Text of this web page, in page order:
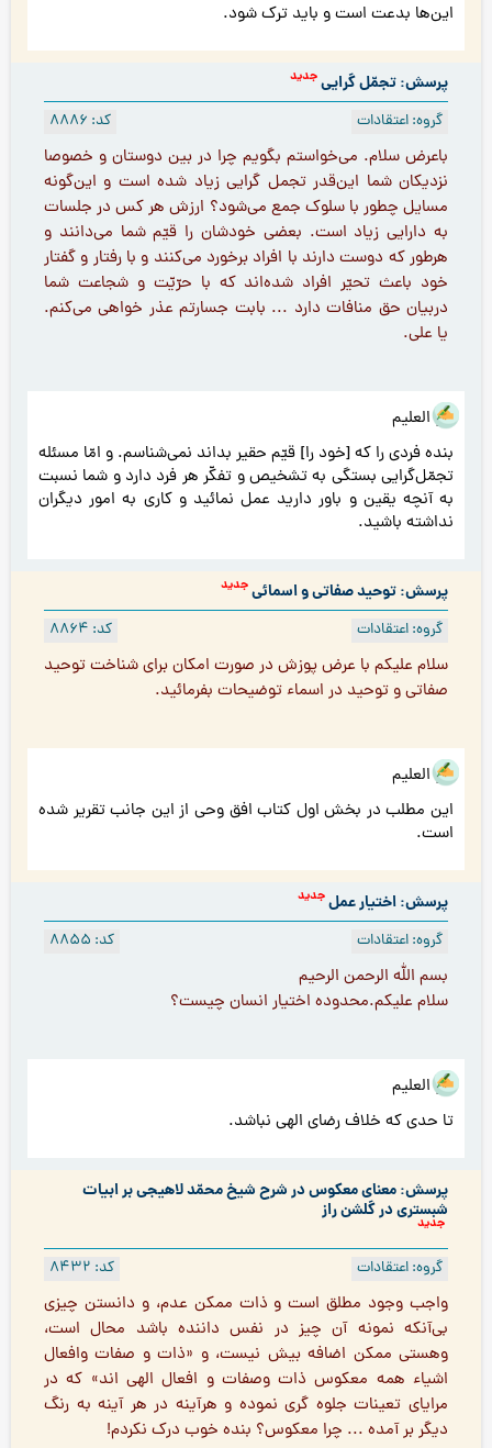
این‌ها بدعت است و باید ترک شود.
پرسش: تجمّل گراییجدید
کد: 8886 گروه: اعتقادات
باعرض سلام. مي‌خواستم بگويم چرا در بين دوستان و خصوصا
نزديكان شما اين‌قدر تجمل گرایی زياد شده است و اين‌گونه
مسايل چطور با سلوک جمع مي‌شود؟ ارزش هر كس در جلسات
به دارایى زياد است. بعضى خودشان را قيّم شما مي‌دانند و
هرطور كه دوست دارند با افراد برخورد می‌کنند و با رفتار و گفتار
خود باعث تحيّر افراد شده‌اند كه با حرّيّت و شجاعت شما
دربيان حق منافات دارد ... بابت جسارتم عذر خواهى مي‌كنم.
يا على.
هو العلیم
بنده فردی را که [خود را] قیّم حقیر بداند نمی‌شناسم. و امّا مسئله
تجمّل‌گرایی بستگی به تشخیص و تفکّر هر فرد دارد و شما نسبت
به آنچه یقین و باور دارید عمل نمائید و کاری به امور دیگران
نداشته باشید.
پرسش: توحيد صفاتى و اسمائیجدید
کد: 8864 گروه: اعتقادات
سلام عليكم با عرض پوزش در صورت امكان براى شناخت توحيد
صفاتى و توحيد در اسماء توضيحات بفرمائيد.
هو العلیم
این مطلب در بخش اول کتاب افق وحی از این جانب تقریر شده
است.
پرسش: اختیار عملجدید
کد: 8855 گروه: اعتقادات
بسم الله الرحمن الرحيم
سلام علیکم.محدوده اختیار انسان چیست؟
هو العلیم
تا حدی که خلاف رضای الهی نباشد.
پرسش: معنای معکوس در شرح شیخ محمّد لاهیجى بر ابیات
شبسترى در گلشن راز
جدید
کد: 8432 گروه: اعتقادات
واجب وجود مطلق است و ذات ممكن عدم، و دانستن چيزى
بى‌آنكه نمونه آن چیز در نفس داننده باشد محال است،
وهستى ممكن اضافه بيش نيست، و «ذات و صفات وافعال
اشياء همه معكوس ذات وصفات و افعال الهی اند» که در
مرایای تعینات جلوه گری نموده و هرآینه در هر آینه به رنگ
دیگر بر آمده ... چرا معکوس؟ بنده خوب درک نكردم!